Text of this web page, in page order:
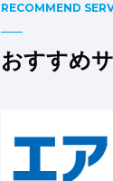
RECOMMEND
おすすめ